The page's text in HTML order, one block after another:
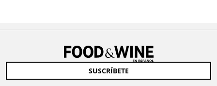
SUSCRÍBETE